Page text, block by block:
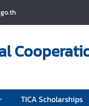
TICA Scholarships